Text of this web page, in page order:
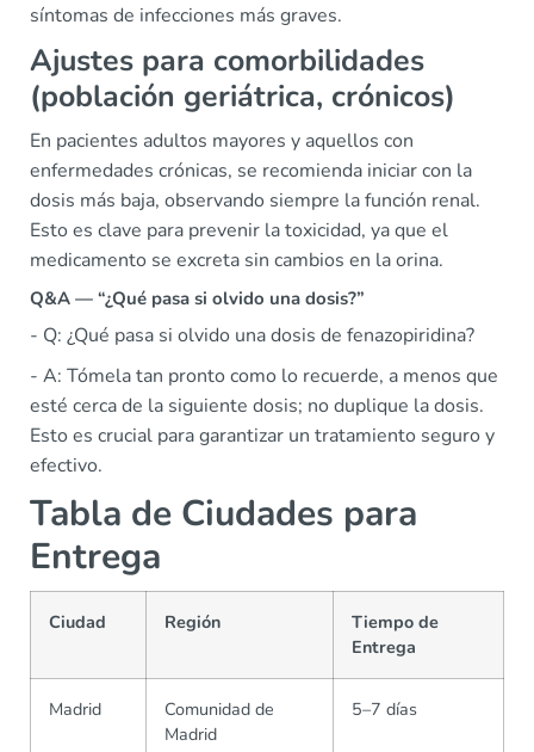
síntomas de infecciones más graves.
Ajustes para comorbilidades
(población geriátrica, crónicos)
En pacientes adultos mayores y aquellos con
enfermedades crónicas, se recomienda iniciar con la
dosis más baja, observando siempre la función renal.
Esto es clave para prevenir la toxicidad, ya que el
medicamento se excreta sin cambios en la orina.
Q&A — “¿Qué pasa si olvido una dosis?”
- Q: ¿Qué pasa si olvido una dosis de fenazopiridina?
- A: Tómela tan pronto como lo recuerde, a menos que
esté cerca de la siguiente dosis; no duplique la dosis.
Esto es crucial para garantizar un tratamiento seguro y
efectivo.
Tabla de Ciudades para
Entrega
Ciudad Región
Tiempo de
Entrega
Madrid
Comunidad de
Madrid
5–7 días